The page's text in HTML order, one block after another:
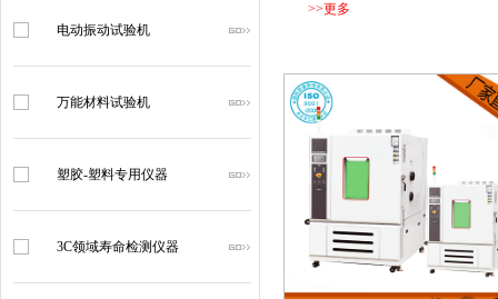
电动振动试验机
万能材料试验机
塑胶-塑料专用仪器
3C领域寿命检测仪器
理伤害，确认产品的品质
...
>>更多